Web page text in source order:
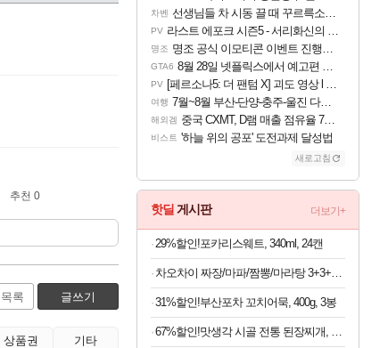
추천 0
목록 글쓰기
상품권 기타
차벤 선생님들 차 시동 끌 때 꾸르륵소리나는데
PV 라스트 에포크 시즌5 - 서리화신의 분노 티저
명조 명조 공식 이모티콘 이벤트 진행해봤습니다! 참여부터 추첨까지????
GTA6 8월 28일 넷플릭스에서 예고편 공개 예정
PV [페르소나5: 더 팬텀 X] 괴도 영상 l 타카마키 안·댄싱 스타
여행 7월~8월 부산-단양-충주-울진 다녀왔어요~
해외겜 중국 CXMT, D램 매출 점유율 7%…글로벌 4위로 부상
비스트 '하늘 위의 공포' 도전과제 달성법
새로고침
핫딜 게시판 더보기+
29%할인!포카리스웨트, 340ml, 24캔
차오차이 짜장/마파/짬뽕/마라탕 3+3+3 골라담기(+2개 증정)
31%할인!부산포차 꼬치어묵, 400g, 3봉
67%할인!맛생각 시골 전통 된장찌개, 600g, 5개